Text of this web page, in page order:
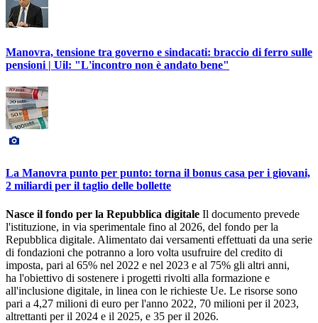
Manovra, tensione tra governo e sindacati: braccio di ferro sulle
pensioni | Uil: "L'incontro non è andato bene"
La Manovra punto per punto: torna il bonus casa per i giovani,
2 miliardi per il taglio delle bollette
Nasce il fondo per la Repubblica digitale Il documento prevede
l'istituzione, in via sperimentale fino al 2026, del fondo per la
Repubblica digitale. Alimentato dai versamenti effettuati da una serie
di fondazioni che potranno a loro volta usufruire del credito di
imposta, pari al 65% nel 2022 e nel 2023 e al 75% gli altri anni,
ha l'obiettivo di sostenere i progetti rivolti alla formazione e
all'inclusione digitale, in linea con le richieste Ue. Le risorse sono
pari a 4,27 milioni di euro per l'anno 2022, 70 milioni per il 2023,
altrettanti per il 2024 e il 2025, e 35 per il 2026.